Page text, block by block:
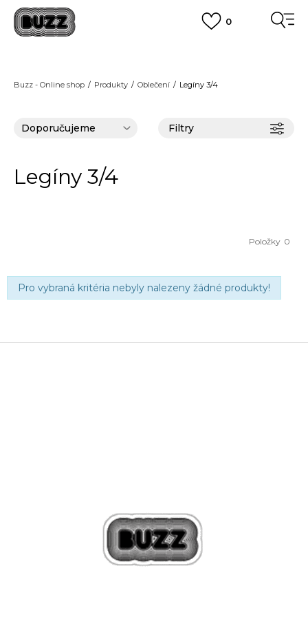
0
pro objednávky nad 2.500 Kč(neplatí pro Click&Collect)
Buzz - Online shop Produkty Oblečení Legíny 3/4
Filtry
Legíny 3/4
0
Položky
Pro vybraná kritéria nebyly nalezeny žádné produkty!